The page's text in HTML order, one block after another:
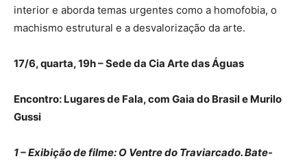
interior e aborda temas urgentes como a homofobia, o
machismo estrutural e a desvalorização da arte.
17/6, quarta, 19h – Sede da Cia Arte das Águas
Encontro: Lugares de Fala, com Gaia do Brasil e Murilo
Gussi
1 – Exibição de filme: O Ventre do Traviarcado. Bate-